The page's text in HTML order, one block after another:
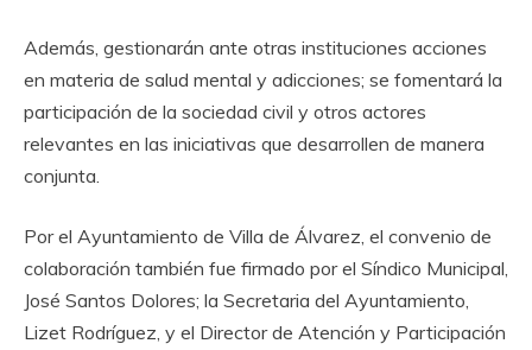
Además, gestionarán ante otras instituciones acciones
en materia de salud mental y adicciones; se fomentará la
participación de la sociedad civil y otros actores
relevantes en las iniciativas que desarrollen de manera
conjunta.
Por el Ayuntamiento de Villa de Álvarez, el convenio de
colaboración también fue firmado por el Síndico Municipal,
José Santos Dolores; la Secretaria del Ayuntamiento,
Lizet Rodríguez, y el Director de Atención y Participación